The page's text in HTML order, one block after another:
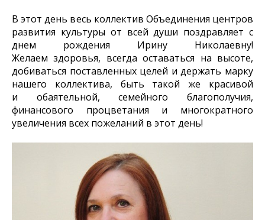
В этот день весь коллектив Объединения центров
развития культуры от всей души поздравляет с
днем рождения Ирину Николаевну!
Желаем здоровья, всегда оставаться на высоте,
добиваться поставленных целей и держать марку
нашего коллектива, быть такой же красивой
и обаятельной, семейного благополучия,
финансового процветания и многократного
увеличения всех пожеланий в этот день!